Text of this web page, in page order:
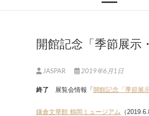
開館記念「季節展示
JASPAR 2019年6月1日
終了 展覧会情報「 開館記念「季節展
鎌倉文華館 鶴岡ミュージアム （